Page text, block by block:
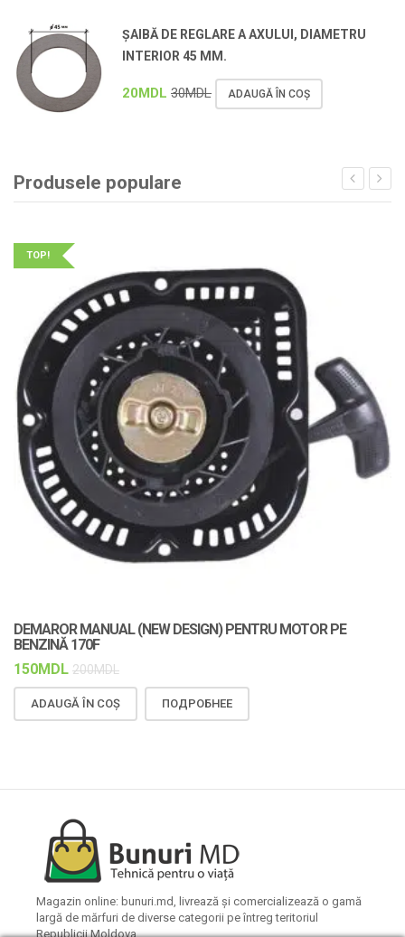
ȘAIBĂ DE REGLARE A AXULUI, DIAMETRU
INTERIOR 45 MM.
20MDL 30MDL ADAUGĂ ÎN COȘ
Produsele populare
TOP!
DEMAROR MANUAL (NEW DESIGN) PENTRU MOTOR PE
BENZINĂ 170F
150MDL 200MDL
ADAUGĂ ÎN COȘ ПОДРОБНЕЕ
Magazin online: bunuri.md, livrează și comercializează o gamă
largă de mărfuri de diverse categorii pe întreg teritoriul
Republicii Moldova.